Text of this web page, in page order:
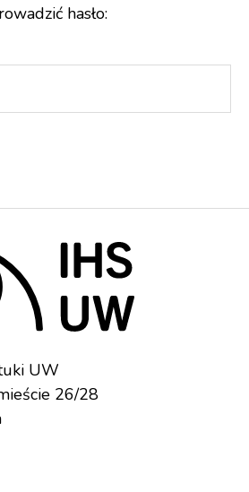
hasło:
UW
26/28